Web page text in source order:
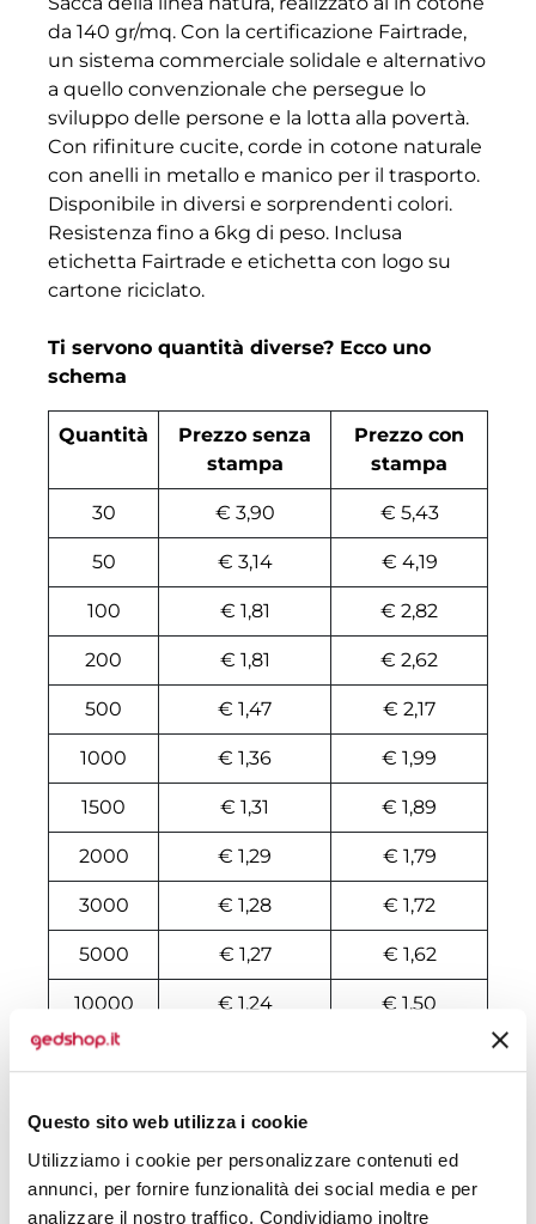
Questo sito web utilizza i cookie
Utilizziamo i cookie per personalizzare contenuti ed
annunci, per fornire funzionalità dei social media e per
analizzare il nostro traffico. Condividiamo inoltre
da 140 gr/mq. Con la certificazione Fairtrade,
un sistema commerciale solidale e alternativo
a quello convenzionale che persegue lo
sviluppo delle persone e la lotta alla povertà.
Con rifiniture cucite, corde in cotone naturale
con anelli in metallo e manico per il trasporto.
Disponibile in diversi e sorprendenti colori.
Resistenza fino a 6kg di peso. Inclusa
etichetta Fairtrade e etichetta con logo su
cartone riciclato.
Ti servono quantità diverse? Ecco uno
schema
Quantità
Prezzo senza
stampa
Prezzo con
stampa
30 € 3,90 € 5,43
50 € 3,14 € 4,19
100 € 1,81 € 2,82
200 € 1,81 € 2,62
500 € 1,47 € 2,17
1000 € 1,36 € 1,99
1500 € 1,31 € 1,89
2000 € 1,29 € 1,79
3000 € 1,28 € 1,72
5000 € 1,27 € 1,62
10000 € 1,24 € 1,50
Area di personalizzazione
Domande e risposte